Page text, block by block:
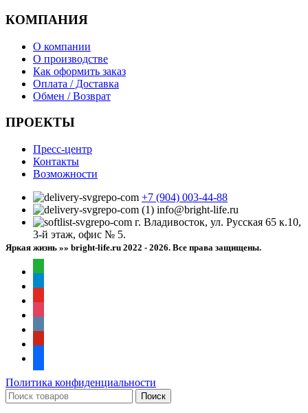
КОМПАНИЯ
О компании
О производстве
Как оформить заказ
Оплата / Доставка
Обмен / Возврат
ПРОЕКТЫ
Пресс-центр
Контакты
Возможности
+7 (904) 003-44-88
info@bright-life.ru
г. Владивосток, ул. Русская 65 к.10,
3-й этаж, офис № 5.
Яркая жизнь »» bright-life.ru 2022 - 2026. Все права защищены.
Политика конфиденциальности
Поиск